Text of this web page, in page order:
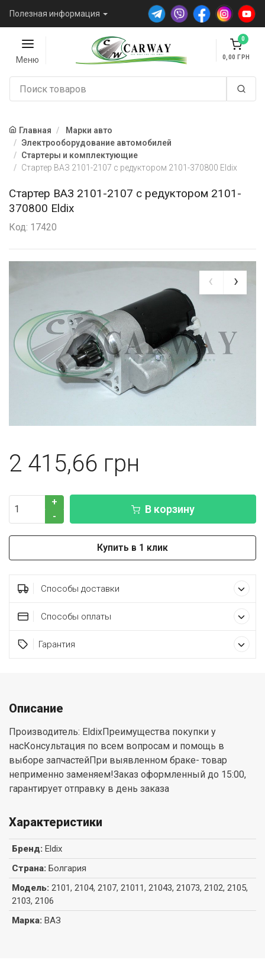
Полезная информация
Меню
0
0,00
Главная
Марки авто
Электрооборудование автомобилей
Стартеры и комплектующие
Стартер ВАЗ 2101-2107 с редуктором 2101-370800 Eldix
Стартер ВАЗ 2101-2107 с редуктором 2101-
370800 Eldix
Код: 17420
2 415,66
+
-
В корзину
Купить в 1 клик
Способы доставки
Способы оплаты
Гарантия
Описание
Производитель: EldixПреимущества покупки у
насКонсультация по всем вопросам и помощь в
выборе запчастейПри выявленном браке- товар
неприменно заменяем!Заказ оформленный до 15:00,
гарантирует отправку в день заказа
Характеристики
Бренд: Eldix
Страна: Болгария
Модель: 2101, 2104, 2107, 21011, 21043, 21073, 2102, 2105,
2103, 2106
Марка: ВАЗ